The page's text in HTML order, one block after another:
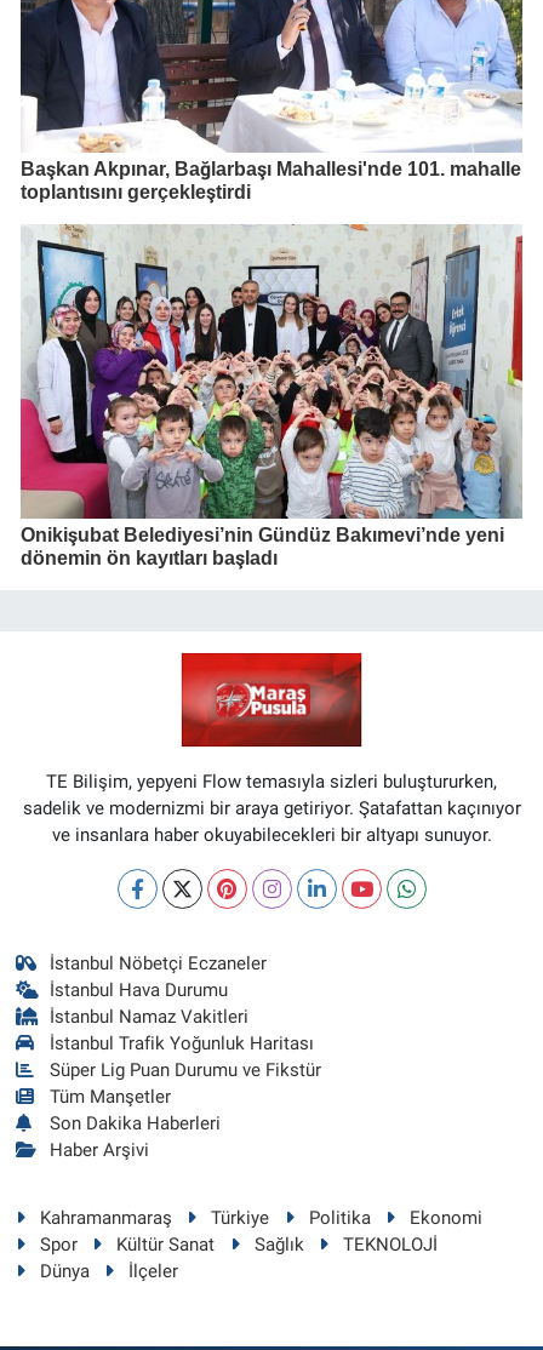
Başkan Akpınar, Bağlarbaşı Mahallesi'nde 101. mahalle
toplantısını gerçekleştirdi
Onikişubat Belediyesi’nin Gündüz Bakımevi’nde yeni
dönemin ön kayıtları başladı
TE Bilişim, yepyeni Flow temasıyla sizleri buluştururken,
sadelik ve modernizmi bir araya getiriyor. Şatafattan kaçınıyor
ve insanlara haber okuyabilecekleri bir altyapı sunuyor.
İstanbul Nöbetçi Eczaneler
İstanbul Hava Durumu
İstanbul Namaz Vakitleri
İstanbul Trafik Yoğunluk Haritası
Süper Lig Puan Durumu ve Fikstür
Tüm Manşetler
Son Dakika Haberleri
Haber Arşivi
Kahramanmaraş Türkiye Politika
Ekonomi
Spor
Kültür Sanat Sağlık
TEKNOLOJİ
Dünya
İlçeler